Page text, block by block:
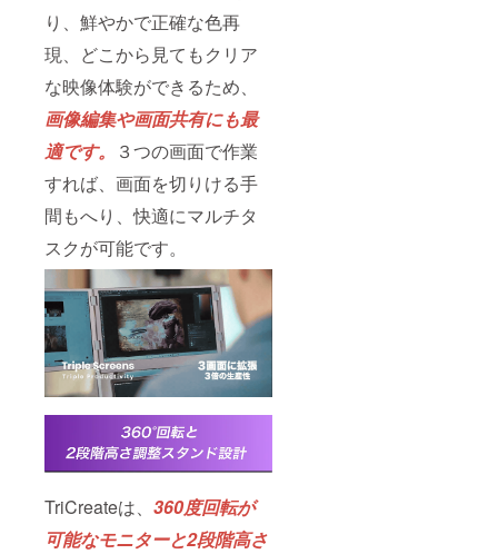
り、鮮やかで正確な色再
現、どこから見てもクリア
な映像体験ができるため、
画像編集や画面共有にも最
適です。
３つの画面で作業
すれば、画面を切りける手
間もへり、快適にマルチタ
スクが可能です。
TriCreateは、 360度回転が
可能なモニターと2段階高さ